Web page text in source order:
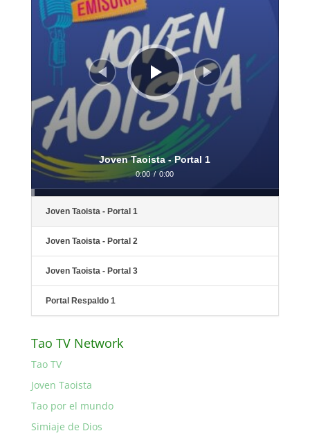
Joven Taoista - Portal 1
0:00 / 0:00
Joven Taoista - Portal 1
Joven Taoista - Portal 2
Joven Taoista - Portal 3
Portal Respaldo 1
Tao TV Network
Tao TV
Joven Taoista
Tao por el mundo
Simiaje de Dios